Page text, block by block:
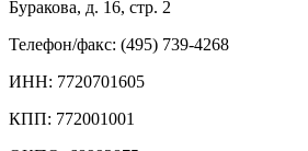
Буракова, д. 16, стр. 2
Телефон/факс: (495) 739-4268
ИНН: 7720701605
КПП: 772001001